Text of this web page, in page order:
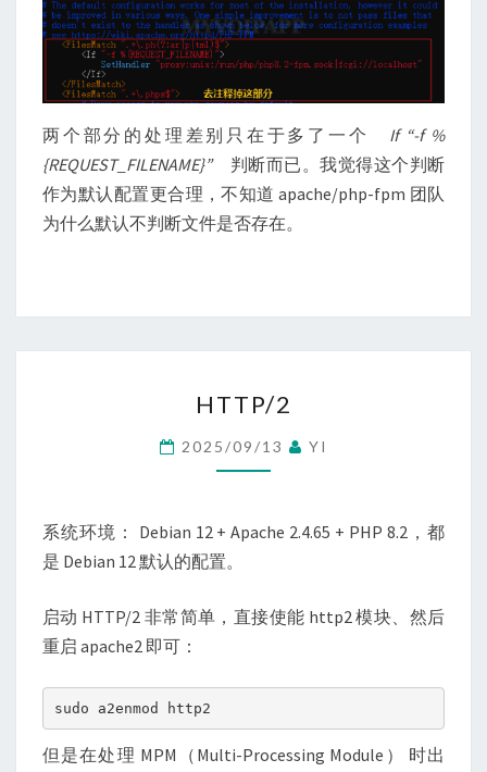
两个部分的处理差别只在于多了一个 If “-f %
{REQUEST_FILENAME}” 判断而已。我觉得这个判断
作为默认配置更合理，不知道 apache/php-fpm 团队
为什么默认不判断文件是否存在。
HTTP/2
2025/09/13 YI
系统环境： Debian 12 + Apache 2.4.65 + PHP 8.2，都
是 Debian 12 默认的配置。
启动 HTTP/2 非常简单，直接使能 http2 模块、然后
重启 apache2 即可：
sudo a2enmod http2
但是在处理 MPM（Multi-Processing Module） 时出